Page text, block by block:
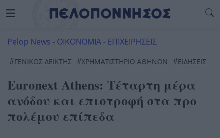
Pelop News - ΟΙΚΟΝΟΜΙΑ - ΕΠΙΧΕΙΡΗΣΕΙΣ
#ΓΕΝΙΚΌΣ ΔΕΊΚΤΗΣ #ΧΡΗΜΑΤΙΣΤΉΡΙΟ ΑΘΗΝΏΝ #ΕΙΔΗΣΕΙΣ
Euronext Athens: Τέταρτη μέρα
ανόδου και επιστροφή στα προ
πολέμου επίπεδα